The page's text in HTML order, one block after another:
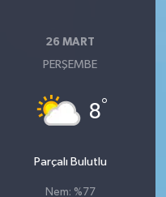
26 MART
PERŞEMBE
8°
Parçalı Bulutlu
Nem: %77